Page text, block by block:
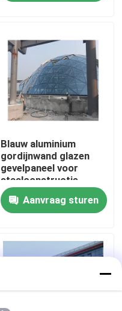
Blauw aluminium
gordijnwand glazen
gevelpaneel voor
staalconstructie
Gebouwontwerpoplossing
op de wereldmarkt
Aanvraag sturen